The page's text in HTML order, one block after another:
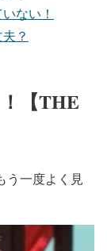
ない！
？
【THE
う一度よく見